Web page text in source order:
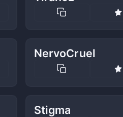
NervoCruel
Stigma